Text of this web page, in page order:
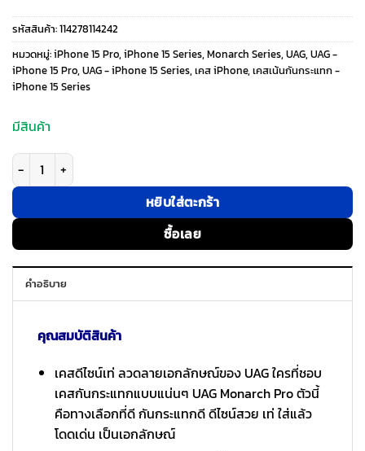
price
was:
price
is:
รหัสสินค้า:114278114242
หมวดหมู่:iPhone 15 Pro, iPhone 15 Series, Monarch Series, UAG, UAG -
iPhone 15 Pro, UAG - iPhone 15 Series, เคส iPhone, เคสเน้นกันกระแทก -
iPhone 15 Series
มีสินค้า
จำนวน UAG รุ่น Monarch - เคส iPhone 15 Pro - สี Carbon Fiber ชิ้น
หยิบใส่ตะกร้า
ซื้อเลย
คำอธิบาย
คุณสมบัติสินค้า
เคสดีไซน์เท่ ลวดลายเอกลักษณ์ของ UAG ใครที่ชอบ
เคสกันกระแทกแบบแน่นๆ UAG Monarch Pro ตัวนี้
คือทางเลือกที่ดี กันกระแทกดี ดีไซน์สวย เท่ ใส่แล้ว
โดดเด่น เป็นเอกลักษณ์